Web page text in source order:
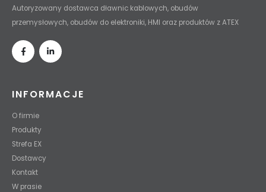
Autoryzowany dostawca dławnic kablowych, obudów
przemysłowych, obudów do elektroniki, HMI oraz produktów z ATEX
INFORMACJE
O firmie
Produkty
Strefa EX
Dostawcy
Kontakt
W prasie